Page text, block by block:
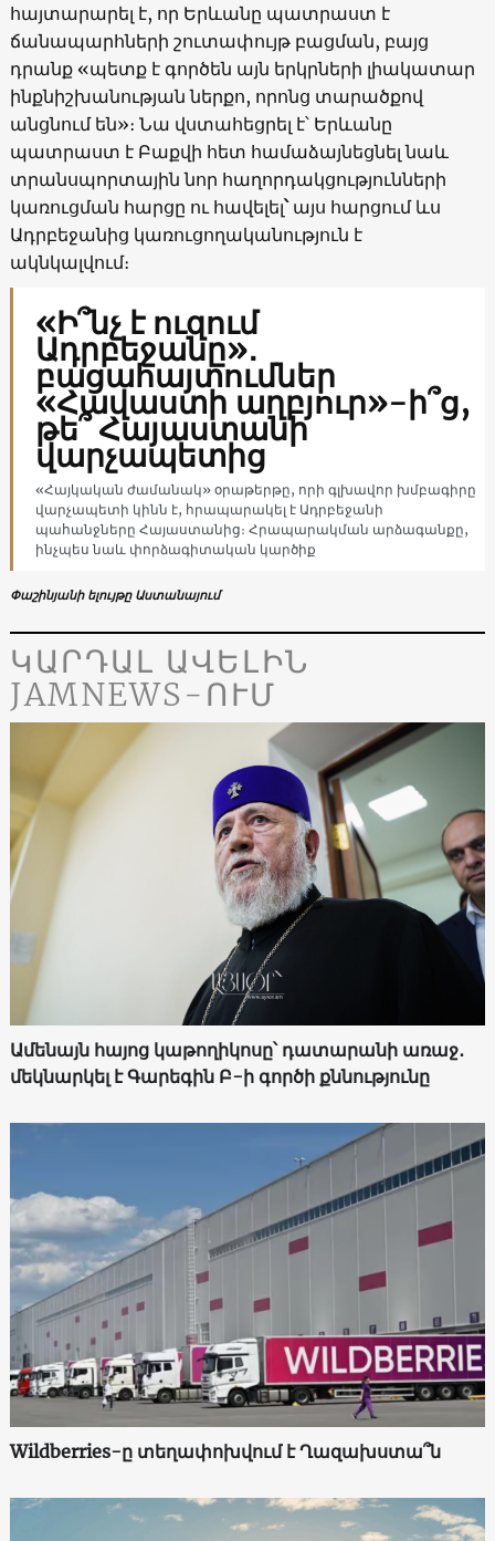
հայտարարել է, որ Երևանը պատրաստ է
ճանապարհների շուտափույթ բացման, բայց
դրանք «պետք է գործեն այն երկրների լիակատար
ինքնիշխանության ներքո, որոնց տարածքով
անցնում են»։ Նա վստահեցրել է՝ Երևանը
պատրաստ է Բաքվի հետ համաձայնեցնել նաև
տրանսպորտային նոր հաղորդակցությունների
կառուցման հարցը ու հավելել՝ այս հարցում ևս
Ադրբեջանից կառուցողականություն է
ակնկալվում։
«Ի՞նչ է ուզում
Ադրբեջանը»․
բացահայտումներ
«Հավաստի աղբյուր»-ի՞ց,
թե՞ Հայաստանի
վարչապետից
«Հայկական ժամանակ» օրաթերթը, որի գլխավոր խմբագիրը
վարչապետի կինն է, հրապարակել է Ադրբեջանի
պահանջները Հայաստանից։ Հրապարակման արձագանքը,
ինչպես նաև փորձագիտական կարծիք
Փաշինյանի ելույթը Աստանայում
ԿԱՐԴԱԼ ԱՎԵԼԻՆ
JAMNEWS-ՈՒՄ
Ամենայն հայոց կաթողիկոսը՝ դատարանի առաջ․
մեկնարկել է Գարեգին Բ-ի գործի քննությունը
Wildberries-ը տեղափոխվում է Ղազախստա՞ն